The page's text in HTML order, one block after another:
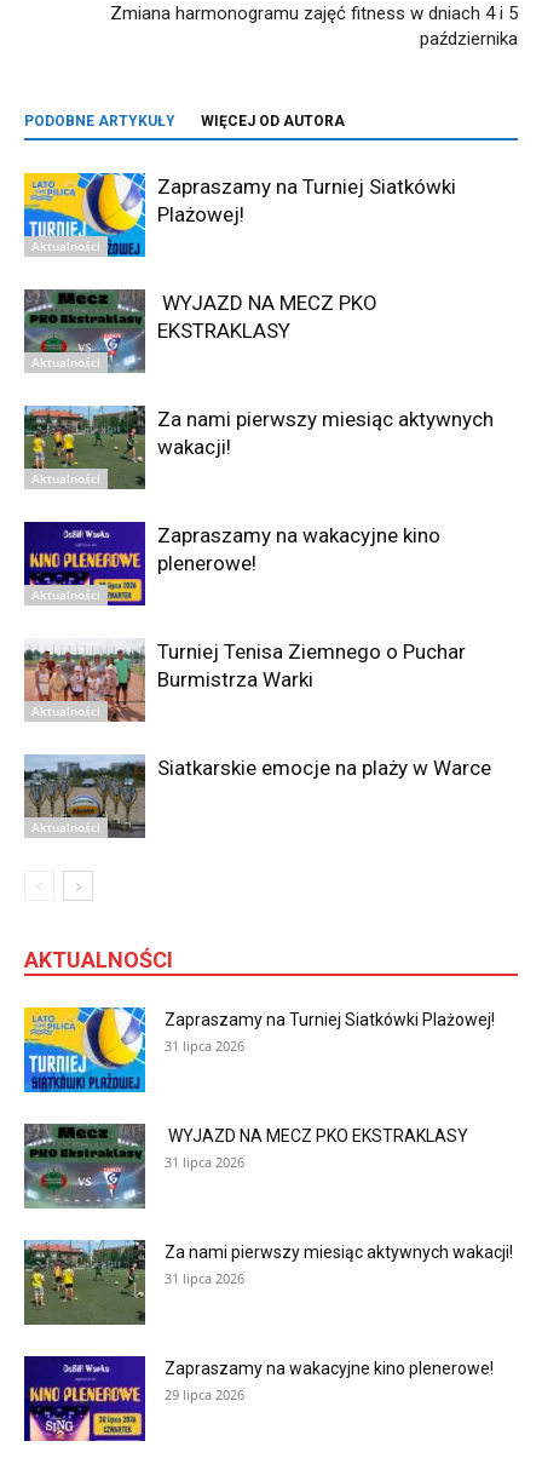
Zmiana harmonogramu zajęć fitness w dniach 4 i 5
października
PODOBNE ARTYKUŁY WIĘCEJ OD AUTORA
Aktualności
Zapraszamy na Turniej Siatkówki
Plażowej!
Aktualności
WYJAZD NA MECZ PKO
EKSTRAKLASY
Aktualności
Za nami pierwszy miesiąc aktywnych
wakacji!
Aktualności
Zapraszamy na wakacyjne kino
plenerowe!
Aktualności
Turniej Tenisa Ziemnego o Puchar
Burmistrza Warki
Aktualności
Siatkarskie emocje na plaży w Warce
AKTUALNOŚCI
Zapraszamy na Turniej Siatkówki Plażowej!
31 lipca 2026
WYJAZD NA MECZ PKO EKSTRAKLASY
31 lipca 2026
Za nami pierwszy miesiąc aktywnych wakacji!
31 lipca 2026
Zapraszamy na wakacyjne kino plenerowe!
29 lipca 2026